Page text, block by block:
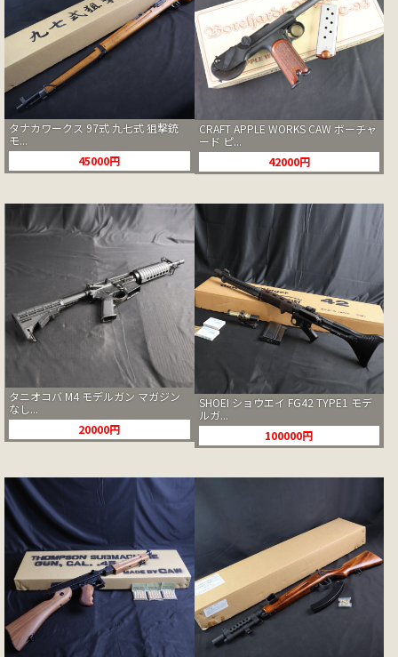
タナカワークス 97式 九七式 狙撃銃
モ...
45000円
CRAFT APPLE WORKS CAW ボーチャ
ード ピ...
42000円
タニオコバ M4 モデルガン マガジン
なし...
20000円
SHOEI ショウエイ FG42 TYPE1 モデ
ルガ...
100000円